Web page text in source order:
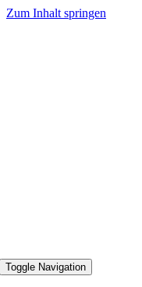
Zum Inhalt springen
Toggle Navigation